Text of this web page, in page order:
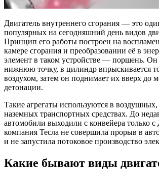
Двигатель внутреннего сгорания — это
популярных на сегодняшний день видов
Принцип его работы построен на
камере сгорания и преобразовании её в
элемент в таком устройстве — поршень. Он
нижнюю точку, в цилиндр впрыскивается
воздухом, затем он поднимает их вверх до
детонации.
Такие агрегаты используются в
наземных транспортных средствах. До
автомобили выходили с конвейера только
компания Тесла не совершила прорыв в
и не запустила потоковое производство
Какие бывают виды